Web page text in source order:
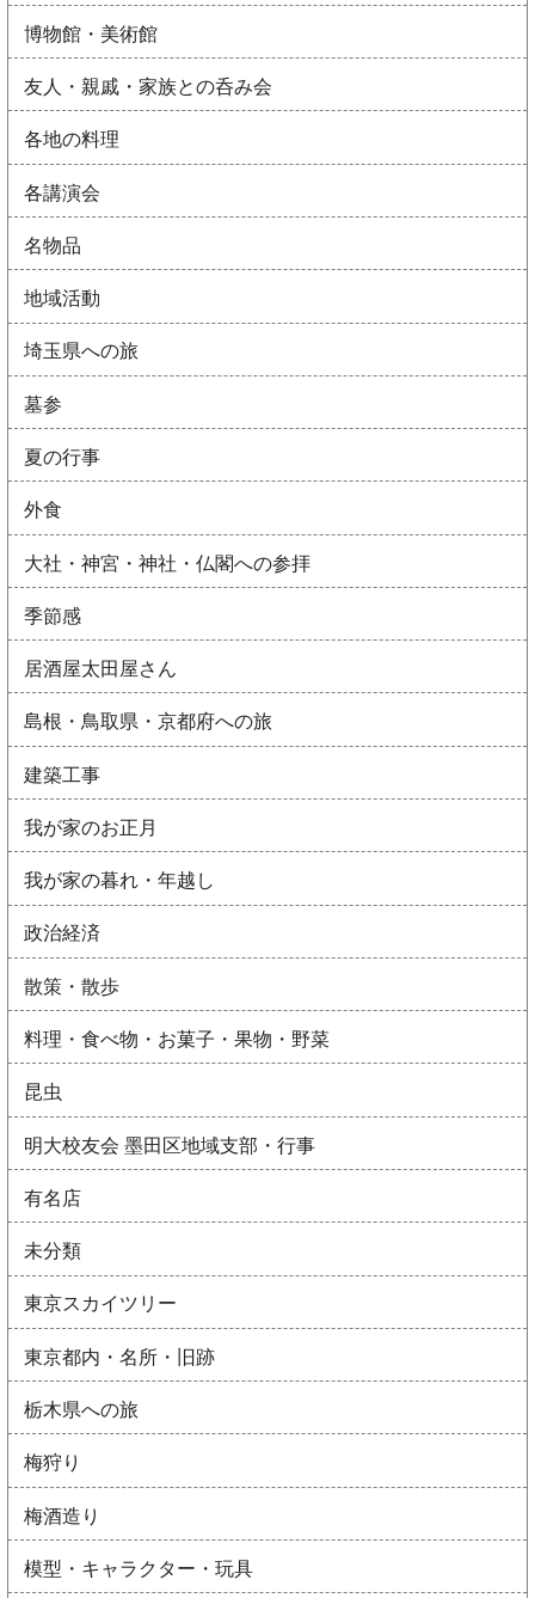
博物館・美術館
友人・親戚・家族との呑み会
各地の料理
各講演会
名物品
地域活動
埼玉県への旅
墓参
夏の行事
外食
大社・神宮・神社・仏閣への参拝
季節感
居酒屋太田屋さん
島根・鳥取県・京都府への旅
建築工事
我が家のお正月
我が家の暮れ・年越し
政治経済
散策・散歩
料理・食べ物・お菓子・果物・野菜
昆虫
明大校友会 墨田区地域支部・行事
有名店
未分類
東京スカイツリー
東京都内・名所・旧跡
栃木県への旅
梅狩り
梅酒造り
模型・キャラクター・玩具